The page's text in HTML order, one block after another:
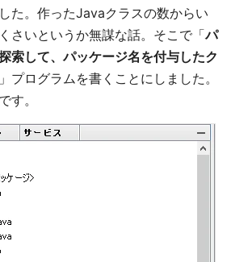
た。作ったJavaクラスの数からい
さいというか無謀な話。そこで「パ
索して、パッケージ名を付与したク
」プログラムを書くことにしました。
す。